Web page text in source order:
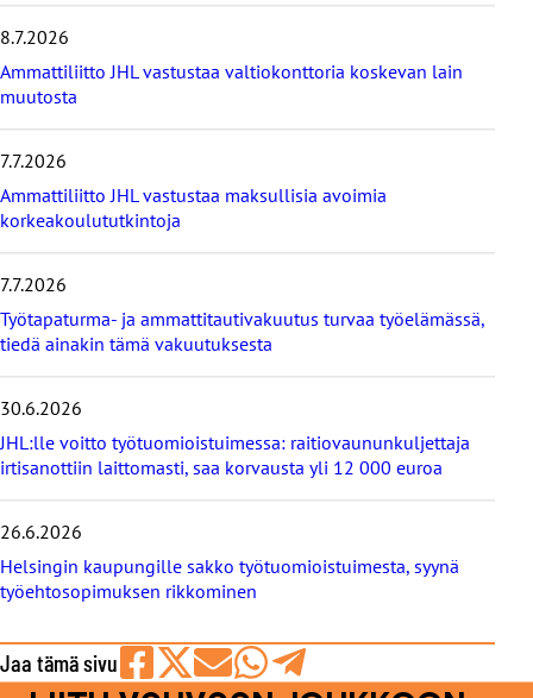
i
s
i
ä
t
u
u
t
i
e
t
8.7.2026
Ammattiliitto JHL vastustaa valtiokonttoria koskevan lain
muutosta
7.7.2026
Ammattiliitto JHL vastustaa maksullisia avoimia
korkeakoulututkintoja
7.7.2026
Työtapaturma- ja ammattitautivakuutus turvaa työelämässä,
tiedä ainakin tämä vakuutuksesta
30.6.2026
JHL:lle voitto työtuomioistuimessa: raitiovaununkuljettaja
irtisanottiin laittomasti, saa korvausta yli 12 000 euroa
26.6.2026
Helsingin kaupungille sakko työtuomioistuimesta, syynä
työehtosopimuksen rikkominen
Jaa tämä sivu